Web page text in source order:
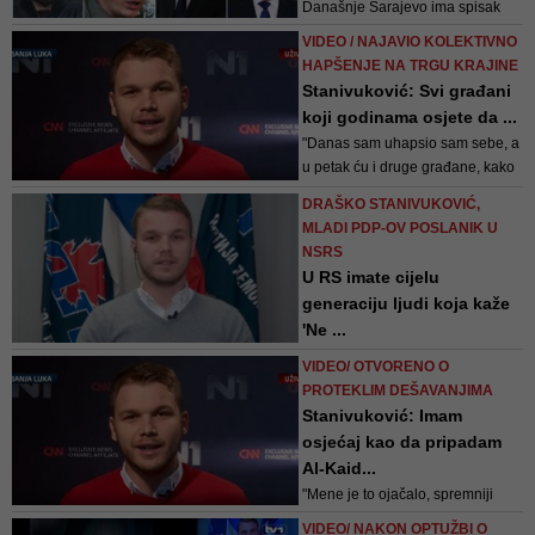
Današnje Sarajevo ima spisak
Srpske, doduše ne zvaničan, ali
Možda ćete se složiti sa našim
izborom, a možda i ne
VIDEO / NAJAVIO KOLEKTIVNO
HAPŠENJE NA TRGU KRAJINE
Stanivuković: Svi građani
koji godinama osjete da ...
"Danas sam uhapsio sam sebe, a
u petak ću i druge građane, kako
bismo pomogli radu institucija i
kako bi nam Republika Srpska
DRAŠKO STANIVUKOVIĆ,
MLADI PDP-OV POSLANIK U
NSRS
U RS imate cijelu
generaciju ljudi koja kaže
'Ne ...
što ljudi žele da čuju. Posao
narod želi da čuje, kaže
Stanivuković
VIDEO/ OTVORENO O
PROTEKLIM DEŠAVANJIMA
Stanivuković: Imam
osjećaj kao da pripadam
Al-Kaid...
"Mene je to ojačalo, spremniji
sam na novu borbu", poručio je
VIDEO/ NAKON OPTUŽBI O